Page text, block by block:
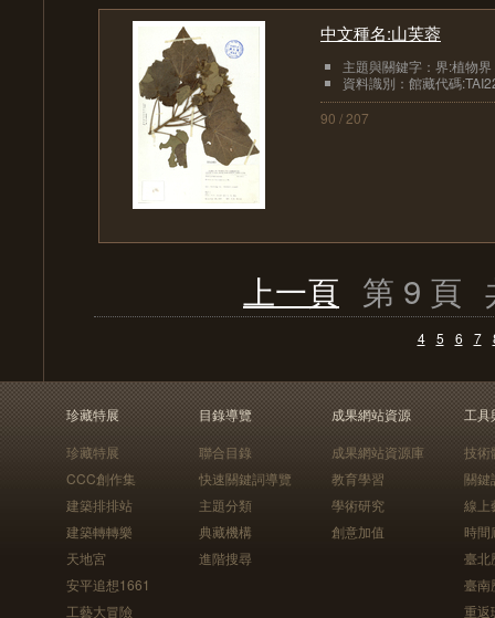
中文種名:山芙蓉
主題與關鍵字：界:植物界
資料識別：館藏代碼
90 / 207
上一頁 第 9 頁
4 5 6 7
珍藏特展
珍藏特展
CCC創作集
建築排排站
建築轉轉樂
天地宮
安平追想1661
工藝大冒險
目錄導覽
聯合目錄
快速關鍵詞導覽
主題分類
典藏機構
進階搜尋
成果網站資源
成果網站資源庫
教育學習
學術研究
創意加值
工具
技術
關鍵
線上
時間
臺北
臺南
重返